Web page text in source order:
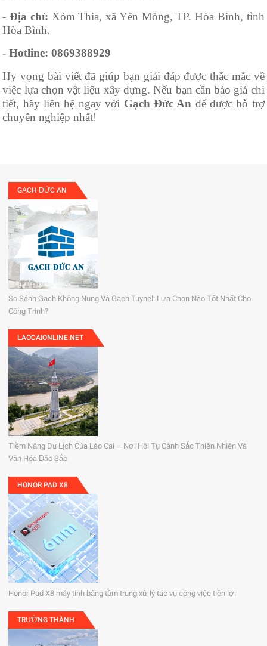
- Địa chỉ: Xóm Thia, xã Yên Mông, TP. Hòa Bình, tỉnh
Hòa Bình.
- Hotline: 0869388929
Hy vọng bài viết đã giúp bạn giải đáp được thắc mắc về
việc lựa chọn vật liệu xây dựng. Nếu bạn cần báo giá chi
tiết, hãy liên hệ ngay với Gạch Đức An để được hỗ trợ
chuyên nghiệp nhất!
GẠCH ĐỨC AN
So Sánh Gạch Không Nung Và Gạch Tuynel: Lựa Chọn Nào Tốt Nhất Cho
Công Trình?
LAOCAIONLINE.NET
Tiềm Năng Du Lịch Của Lào Cai – Nơi Hội Tụ Cảnh Sắc Thiên Nhiên Và
Văn Hóa Đặc Sắc
HONOR PAD X8
Honor Pad X8 máy tính bảng tầm trung xử lý tác vụ công việc tiện lợi
TRƯỜNG THÀNH